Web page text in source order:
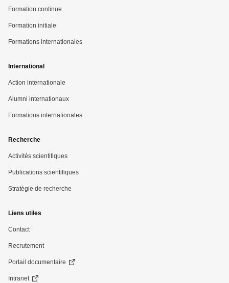
Formation continue
Formation initiale
Formations internationales
International
Action internationale
Alumni internationaux
Formations internationales
Recherche
Activités scientifiques
Publications scientifiques
Stratégie de recherche
Liens utiles
Contact
Recrutement
Portail documentaire
Intranet